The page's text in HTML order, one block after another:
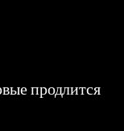
продлится